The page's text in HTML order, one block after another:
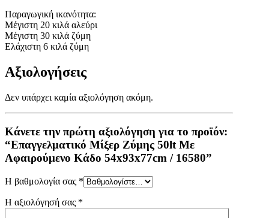
Παραγωγική ικανότητα:
Μέγιστη 20 κιλά αλεύρι
Μέγιστη 30 κιλά ζύμη
Ελάχιστη 6 κιλά ζύμη
Αξιολογήσεις
Δεν υπάρχει καμία αξιολόγηση ακόμη.
Κάνετε την πρώτη αξιολόγηση για το προϊόν:
“Επαγγελματικό Μίξερ Ζύμης 50lt Με
Αφαιρούμενο Κάδο 54x93x77cm / 16580”
Η βαθμολογία σας *
Η αξιολόγησή σας *